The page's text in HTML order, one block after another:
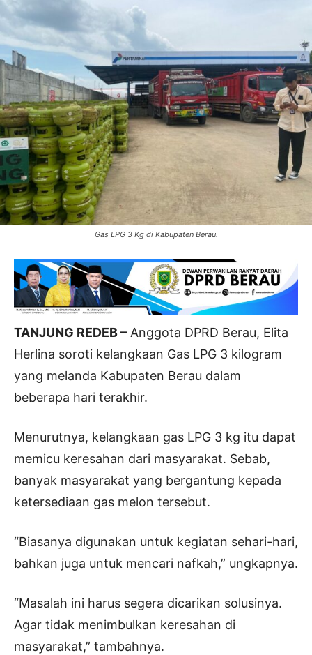
Gas LPG 3 Kg di Kabupaten Berau.
TANJUNG REDEB – Anggota DPRD Berau, Elita
Herlina soroti kelangkaan Gas LPG 3 kilogram
yang melanda Kabupaten Berau dalam
beberapa hari terakhir.
Menurutnya, kelangkaan gas LPG 3 kg itu dapat
memicu keresahan dari masyarakat. Sebab,
banyak masyarakat yang bergantung kepada
ketersediaan gas melon tersebut.
“Biasanya digunakan untuk kegiatan sehari-hari,
bahkan juga untuk mencari nafkah,” ungkapnya.
“Masalah ini harus segera dicarikan solusinya.
Agar tidak menimbulkan keresahan di
masyarakat,” tambahnya.